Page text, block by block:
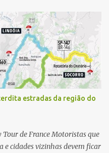
estradas da região do
Tour de France Motoristas que
e cidades vizinhas devem ficar